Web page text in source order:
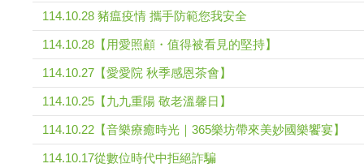
114.10.28 豬瘟疫情 攜手防範您我安全
114.10.28【用愛照顧・值得被看見的堅持】
114.10.27【愛愛院 秋季感恩茶會】
114.10.25【九九重陽 敬老溫馨日】
114.10.22【音樂療癒時光｜365樂坊帶來美妙國樂饗宴】
114.10.17從數位時代中拒絕詐騙